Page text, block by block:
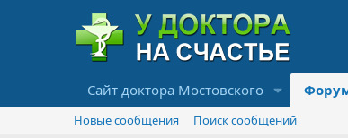
Сайт доктора Мостовского
Новые сообщения Поиск сообщений